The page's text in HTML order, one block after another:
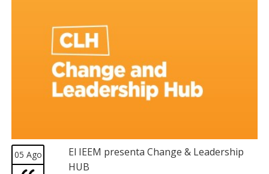
05 Ago
El IEEM presenta Change & Leadership
HUB